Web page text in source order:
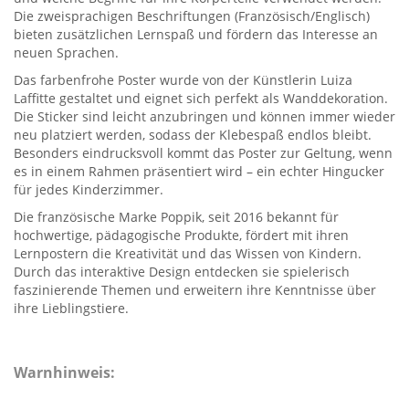
Die zweisprachigen Beschriftungen (Französisch/Englisch)
bieten zusätzlichen Lernspaß und fördern das Interesse an
neuen Sprachen.
Das farbenfrohe Poster wurde von der Künstlerin Luiza
Laffitte gestaltet und eignet sich perfekt als Wanddekoration.
Die Sticker sind leicht anzubringen und können immer wieder
neu platziert werden, sodass der Klebespaß endlos bleibt.
Besonders eindrucksvoll kommt das Poster zur Geltung, wenn
es in einem Rahmen präsentiert wird – ein echter Hingucker
für jedes Kinderzimmer.
Die französische Marke Poppik, seit 2016 bekannt für
hochwertige, pädagogische Produkte, fördert mit ihren
Lernpostern die Kreativität und das Wissen von Kindern.
Durch das interaktive Design entdecken sie spielerisch
faszinierende Themen und erweitern ihre Kenntnisse über
ihre Lieblingstiere.
Warnhinweis: